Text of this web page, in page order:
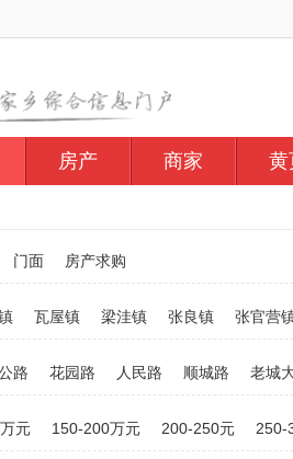
房产 商家 黄
门面 房产求购
瓦屋镇 梁洼镇 张良镇 张官营
路 花园路 人民路 顺城路 老城
元 150-200万元 200-250元 250-